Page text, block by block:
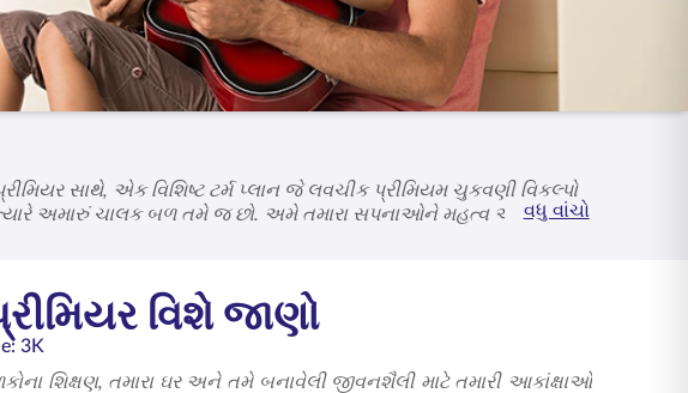
સાથે, એક વિશિષ્ટ ટર્મ પ્લાન જે લવચીક પ્રીમિયમ ચુકવણી વિકલ્પો
ત્યારે અમારું ચાલક બળ તમે જ છો. અમે તમારા સપનાઓને મહત્વ આપીએવધુ વાંચો
વિશે જાણો
3K
શિક્ષણ, તમારા ઘર અને તમે બનાવેલી જીવનશૈલી માટે તમારી આકાંક્ષાઓ